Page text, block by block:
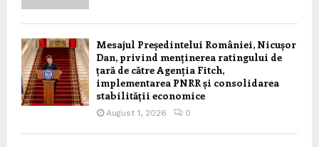
Mesajul Președintelui României, Nicușor
Dan, privind menținerea ratingului de
țară de către Agenția Fitch,
implementarea PNRR și consolidarea
stabilității economice
August 1, 2026 0